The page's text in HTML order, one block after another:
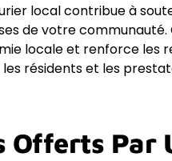
local contribue à
de votre communauté.
locale et renforce les
résidents et les
Offerts Par